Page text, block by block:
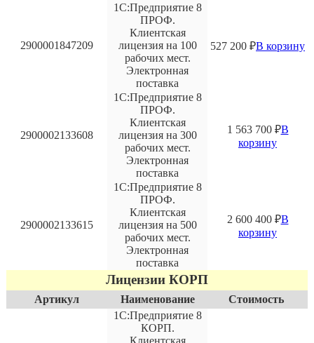
2900001847209
1С:Предприятие 8
ПРОФ.
Клиентская
лицензия на 100
рабочих мест.
Электронная
поставка
527 200 ₽В корзину
2900002133608
1С:Предприятие 8
ПРОФ.
Клиентская
лицензия на 300
рабочих мест.
Электронная
поставка
1 563 700 ₽В
корзину
2900002133615
1С:Предприятие 8
ПРОФ.
Клиентская
лицензия на 500
рабочих мест.
Электронная
поставка
2 600 400 ₽В
корзину
Лицензии КОРП
Артикул Наименование
Стоимость
1С:Предприятие 8
КОРП.
Клиентская